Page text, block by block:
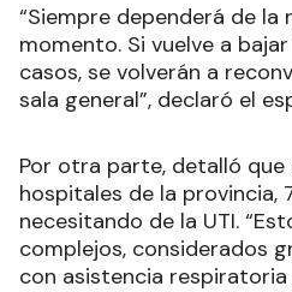
“Siempre dependerá de la
momento. Si vuelve a
casos, se volverán a
sala general”, declaró el
Por otra parte, detalló
hospitales de la provincia,
necesitando de la UTI.
complejos, considerados
con asistencia respiratoria